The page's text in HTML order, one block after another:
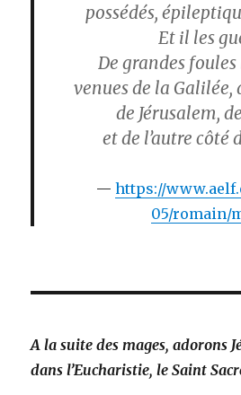
possédés,
Et il les
De grandes
venues de la Galilée,
de Jérusalem,
et de l’autre côté
https://
05/romain/
A la suite des mages, adorons
dans l’Eucharistie, le Saint